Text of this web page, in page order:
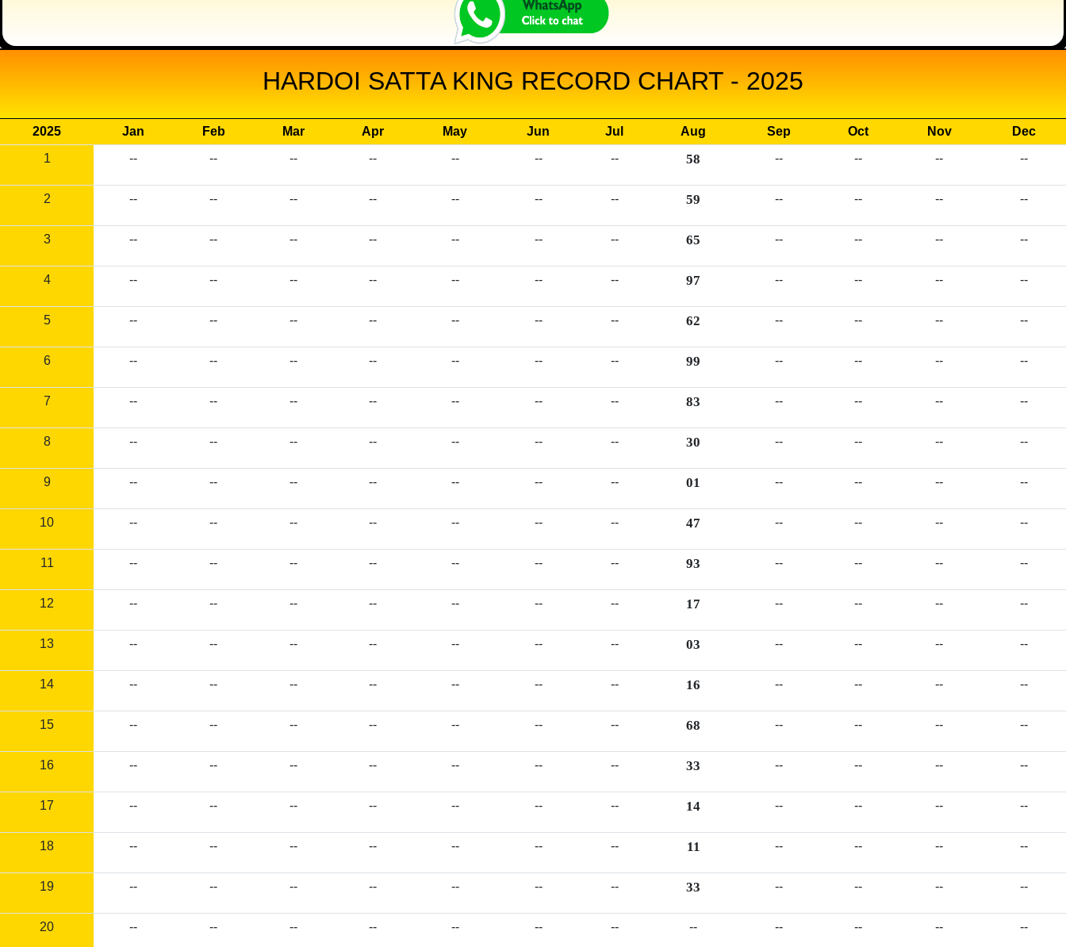
HARDOI SATTA KING RECORD CHART - 2025
2025 Jan Feb Mar Apr May Jun Jul Aug Sep Oct Nov
Dec
1
-- -- -- -- -- -- -- 58 -- -- -- --
2 -- -- -- -- -- -- -- 59 -- -- -- --
3 -- -- -- -- -- -- -- 65 -- -- -- --
4 -- -- -- -- -- -- -- 97 -- -- -- --
5 -- -- -- -- -- -- -- 62 -- -- -- --
6 -- -- -- -- -- -- -- 99 -- -- -- --
7 -- -- -- -- -- -- -- 83 -- -- -- --
8 -- -- -- -- -- -- -- 30 -- -- -- --
9 -- -- -- -- -- -- -- 01 -- -- -- --
10 -- -- -- -- -- -- -- 47 -- -- -- --
11 -- -- -- -- -- -- -- 93 -- -- -- --
12 -- -- -- -- -- -- -- 17 -- -- -- --
13 -- -- -- -- -- -- -- 03 -- -- -- --
14 -- -- -- -- -- -- -- 16 -- -- -- --
15 -- -- -- -- -- -- -- 68 -- -- -- --
16 -- -- -- -- -- -- -- 33 -- -- -- --
17 -- -- -- -- -- -- -- 14 -- -- -- --
18 -- -- -- -- -- -- -- 11 -- -- -- --
19 -- -- -- -- -- -- -- 33 -- -- -- --
20 -- -- -- -- -- -- -- -- -- -- -- --